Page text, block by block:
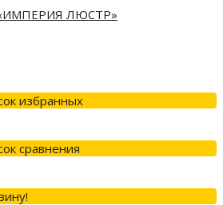
избранных
сравнения